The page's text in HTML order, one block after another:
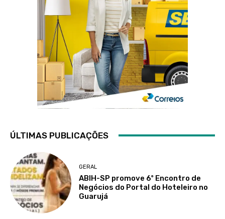
ÚLTIMAS PUBLICAÇÕES
GERAL
ABIH-SP promove 6º Encontro de
Negócios do Portal do Hoteleiro no
Guarujá